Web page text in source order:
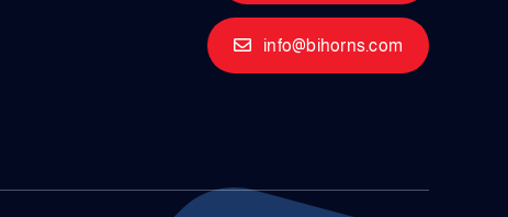
info@bihorns.com